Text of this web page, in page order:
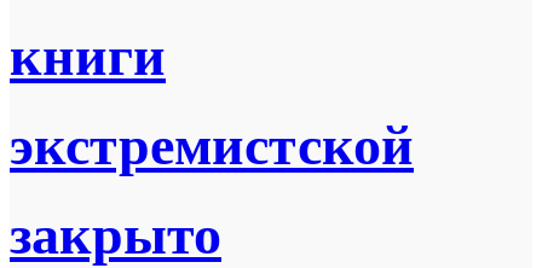
книги
экстремистской
закрыто